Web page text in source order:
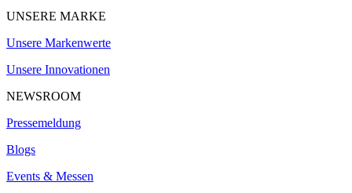
UNSERE MARKE
Unsere Markenwerte
Unsere Innovationen
NEWSROOM
Pressemeldung
Blogs
Events & Messen